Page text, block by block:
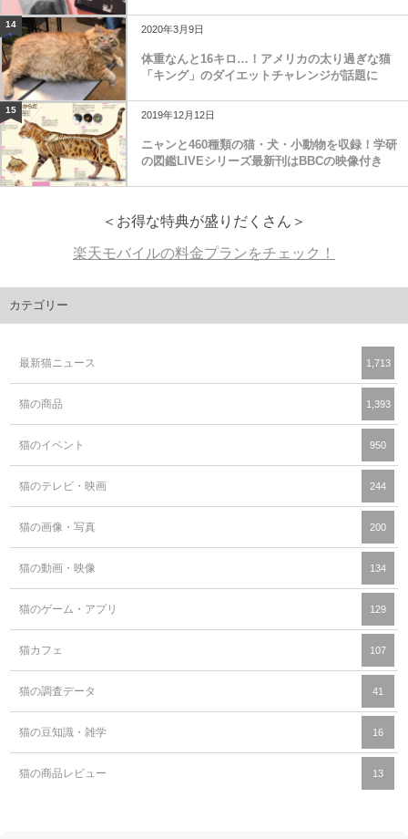
14 2020年3月9日
体重なんと16キロ…！アメリカの太り過ぎな猫
「キング」のダイエットチャレンジが話題に
15 2019年12月12日
ニャンと460種類の猫・犬・小動物を収録！学研
の図鑑LIVEシリーズ最新刊はBBCの映像付き
＜お得な特典が盛りだくさん＞
楽天モバイルの料金プランをチェック！
カテゴリー
最新猫ニュース 1,713
猫の商品 1,393
猫のイベント 950
猫のテレビ・映画 244
猫の画像・写真 200
猫の動画・映像 134
猫のゲーム・アプリ 129
猫カフェ 107
猫の調査データ 41
猫の豆知識・雑学 16
猫の商品レビュー 13